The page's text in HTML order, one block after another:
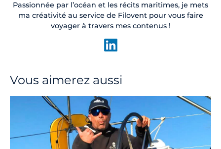
Passionnée par l’océan et les récits maritimes, je mets
ma créativité au service de Filovent pour vous faire
voyager à travers mes contenus !
Vous aimerez aussi